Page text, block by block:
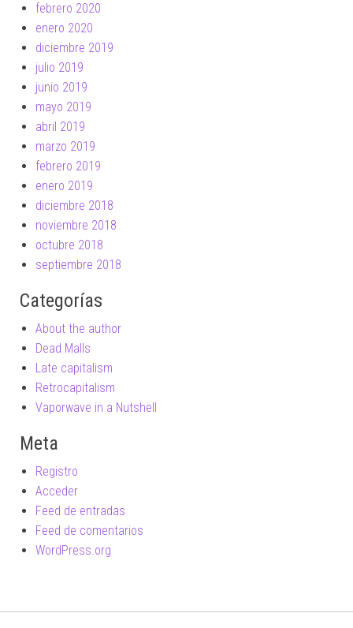
febrero 2020
enero 2020
diciembre 2019
julio 2019
junio 2019
mayo 2019
abril 2019
marzo 2019
febrero 2019
enero 2019
diciembre 2018
noviembre 2018
octubre 2018
septiembre 2018
Categorías
About the author
Dead Malls
Late capitalism
Retrocapitalism
Vaporwave in a Nutshell
Meta
Registro
Acceder
Feed de entradas
Feed de comentarios
WordPress.org